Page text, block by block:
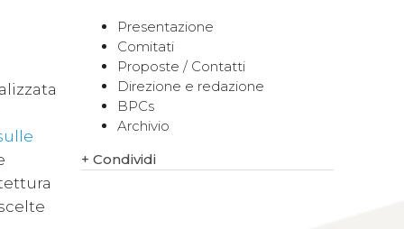
Presentazione
Comitati
Proposte / Contatti
Direzione e redazione
BPCs
Archivio
+ Condividi